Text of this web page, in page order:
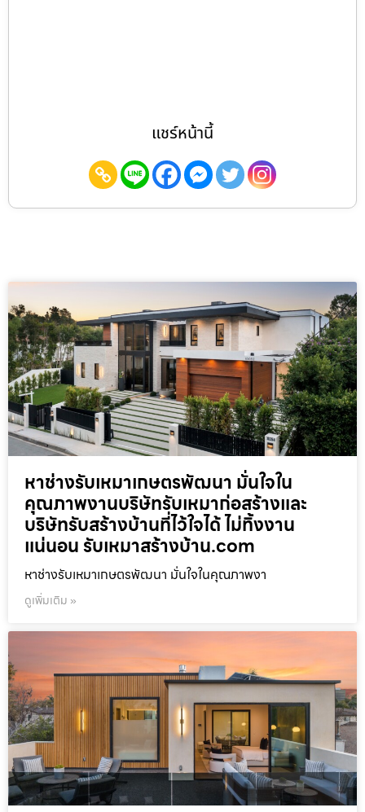
แชร์หน้านี้
หาช่างรับเหมาเกษตรพัฒนา มั่นใจใน
คุณภาพงานบริษัทรับเหมาก่อสร้างและ
บริษัทรับสร้างบ้านที่ไว้ใจได้ ไม่ทิ้งงาน
แน่นอน รับเหมาสร้างบ้าน.com
หาช่างรับเหมาเกษตรพัฒนา มั่นใจในคุณภาพงา
ดูเพิ่มเติม »